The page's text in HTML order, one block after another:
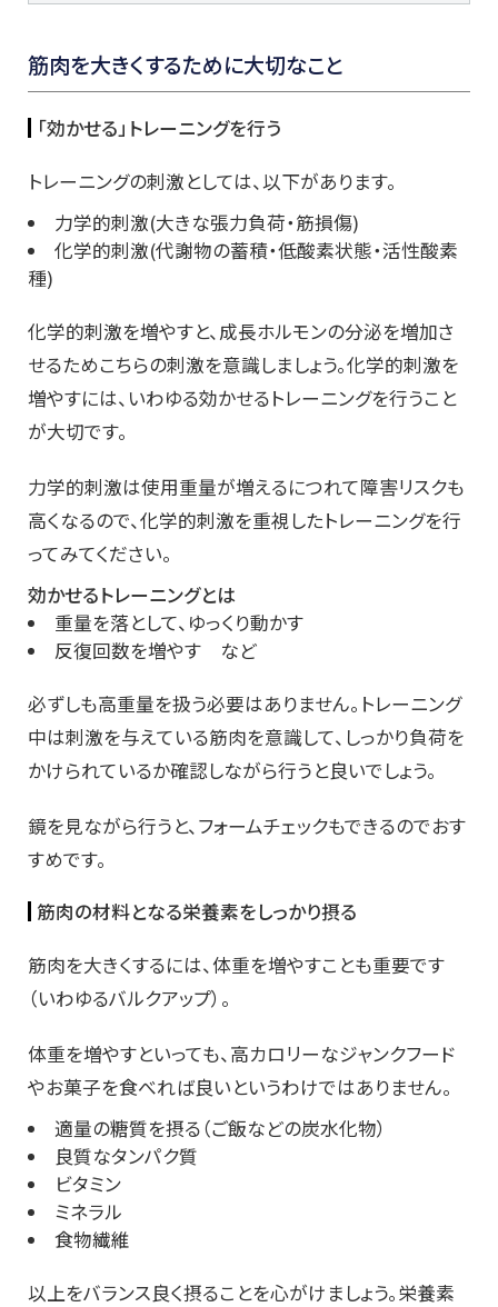
筋肉を大きくするために大切なこと
「効かせる」トレーニングを行う
トレーニングの刺激としては、以下があります。
力学的刺激(大きな張力負荷・筋損傷)
化学的刺激(代謝物の蓄積・低酸素状態・活性酸素
種)
化学的刺激を増やすと、成長ホルモンの分泌を増加さ
せるためこちらの刺激を意識しましょう。化学的刺激を
増やすには、いわゆる効かせるトレーニングを行うこと
が大切です。
力学的刺激は使用重量が増えるにつれて障害リスクも
高くなるので、化学的刺激を重視したトレーニングを行
ってみてください。
効かせるトレーニングとは
重量を落として、ゆっくり動かす
反復回数を増やす など
必ずしも高重量を扱う必要はありません。トレーニング
中は刺激を与えている筋肉を意識して、しっかり負荷を
かけられているか確認しながら行うと良いでしょう。
鏡を見ながら行うと、フォームチェックもできるのでおす
すめです。
筋肉の材料となる栄養素をしっかり摂る
筋肉を大きくするには、体重を増やすことも重要です
（いわゆるバルクアップ）。
体重を増やすといっても、高カロリーなジャンクフード
やお菓子を食べれば良いというわけではありません。
適量の糖質を摂る（ご飯などの炭水化物）
良質なタンパク質
ビタミン
ミネラル
食物繊維
以上をバランス良く摂ることを心がけましょう。栄養素